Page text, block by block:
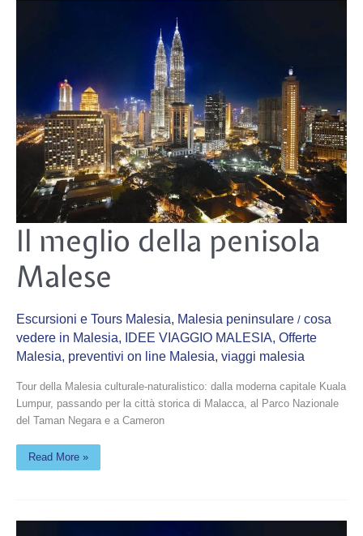
Il meglio della penisola
Malese
Escursioni e Tours Malesia, Malesia peninsulare / cosa
vedere in Malesia, IDEE VIAGGIO MALESIA, Offerte
Malesia, preventivi on line Malesia, viaggi malesia
Tour della Malesia culturale-naturalistico: dalla moderna capitale Kuala
Lumpur, passando per la città storica di Malacca, al Parco Nazionale
del Taman Negara e a Cameron
Il
meglio
penisola
Malese
Read More »